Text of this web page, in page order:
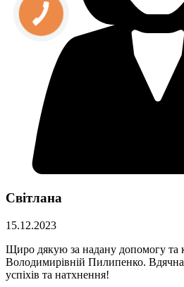
Світлана
15.12.2023
Щиро дякую за надану допомогу та
Володимирівній Пилипенко.
успіхів та натхнення!